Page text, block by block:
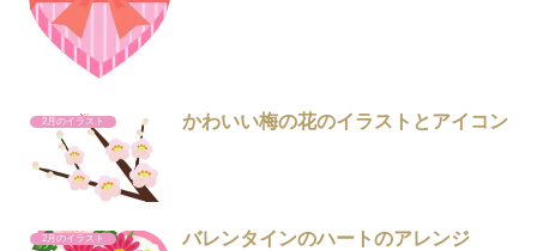
2月のイラスト かわいい梅の花のイラストとアイコン
2月のイラスト バレンタインのハートのアレンジ